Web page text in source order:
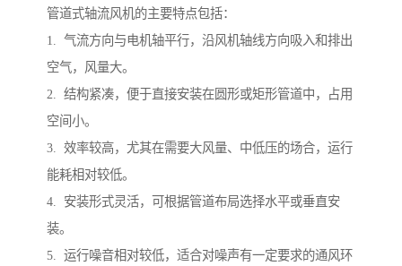
管道式轴流风机的主要特点包括：
1. 气流方向与电机轴平行，沿风机轴线方向吸入和排出
空气，风量大。
2. 结构紧凑，便于直接安装在圆形或矩形管道中，占用
空间小。
3. 效率较高，尤其在需要大风量、中低压的场合，运行
能耗相对较低。
4. 安装形式灵活，可根据管道布局选择水平或垂直安
装。
5. 运行噪音相对较低，适合对噪声有一定要求的通风环